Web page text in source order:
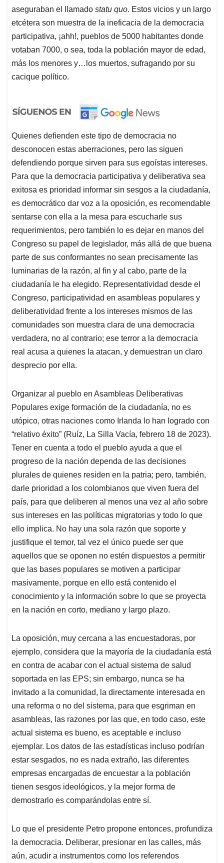
aseguraban el llamado statu quo. Estos vicios y un largo
etcétera son muestra de la ineficacia de la democracia
participativa, ¡ahh!, pueblos de 5000 habitantes donde
votaban 7000, o sea, toda la población mayor de edad,
más los menores y…los muertos, sufragando por su
cacique político.
Quienes defienden este tipo de democracia no
desconocen estas aberraciones, pero las siguen
defendiendo porque sirven para sus egoístas intereses.
Para que la democracia participativa y deliberativa sea
exitosa es prioridad informar sin sesgos a la ciudadanía,
es democrático dar voz a la oposición, es recomendable
sentarse con ella a la mesa para escucharle sus
requerimientos, pero también lo es dejar en manos del
Congreso su papel de legislador, más allá de que buena
parte de sus conformantes no sean precisamente las
luminarias de la razón, al fin y al cabo, parte de la
ciudadanía le ha elegido. Representatividad desde el
Congreso, participatividad en asambleas populares y
deliberatividad frente a los intereses mismos de las
comunidades son muestra clara de una democracia
verdadera, no al contrario; ese terror a la democracia
real acusa a quienes la atacan, y demuestran un claro
desprecio por ella.
Organizar al pueblo en Asambleas Deliberativas
Populares exige formación de la ciudadanía, no es
utópico, otras naciones como Irlanda lo han logrado con
“relativo éxito” (Ruíz, La Silla Vacía, febrero 18 de 2023).
Tener en cuenta a todo el pueblo ayuda a que el
progreso de la nación dependa de las decisiones
plurales de quienes residen en la patria; pero, también,
darle prioridad a los colombianos que viven fuera del
país, para que deliberen al menos una vez al año sobre
sus intereses en las políticas migratorias y todo lo que
ello implica. No hay una sola razón que soporte y
justifique el temor, tal vez el único puede ser que
aquellos que se oponen no estén dispuestos a permitir
que las bases populares se motiven a participar
masivamente, porque en ello está contenido el
conocimiento y la información sobre lo que se proyecta
en la nación en corto, mediano y largo plazo.
La oposición, muy cercana a las encuestadoras, por
ejemplo, considera que la mayoría de la ciudadanía está
en contra de acabar con el actual sistema de salud
soportada en las EPS; sin embargo, nunca se ha
invitado a la comunidad, la directamente interesada en
una reforma o no del sistema, para que esgriman en
asambleas, las razones por las que, en todo caso, este
actual sistema es bueno, es aceptable e incluso
ejemplar. Los datos de las estadísticas incluso podrían
estar sesgados, no es nada extraño, las diferentes
empresas encargadas de encuestar a la población
tienen sesgos ideológicos, y la mejor forma de
demostrarlo es comparándolas entre sí.
Lo que el presidente Petro propone entonces, profundiza
la democracia. Deliberar, presionar en las calles, más
aún, acudir a instrumentos como los referendos